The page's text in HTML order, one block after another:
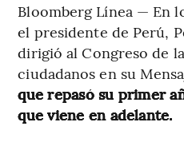
Bloomberg Línea — En
el presidente de Perú,
dirigió al Congreso de
ciudadanos en su
que repasó su primer
que viene en adelante.